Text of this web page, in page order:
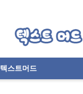
텍스트머드